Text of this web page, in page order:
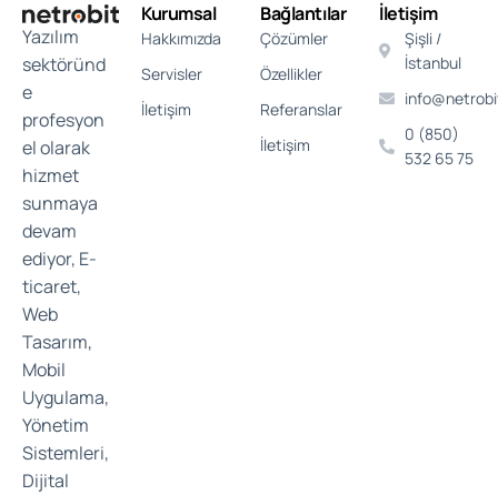
Yazılım
sektöründ
e
profesyon
el olarak
hizmet
sunmaya
devam
ediyor, E-
ticaret,
Web
Tasarım,
Mobil
Uygulama,
Yönetim
Sistemleri,
Dijital
Kurumsal
Hakkımızda
Servisler
İletişim
Bağlantılar
Çözümler
Özellikler
Referanslar
İletişim
İletişim
Şişli /
İstanbul
0 (850)
532 65 75